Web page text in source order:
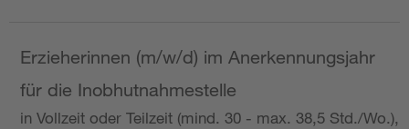
Erzieherinnen (m/w/d) im Anerkennungsjahr
für die Inobhutnahmestelle
in Vollzeit oder Teilzeit (mind. 30 - max. 38,5 Std./Wo.),